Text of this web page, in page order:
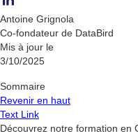
Antoine Grignola
Co-fondateur de DataBird
Mis à jour le
3/10/2025
Sommaire
Revenir en haut
Text Link
Découvrez notre formation en